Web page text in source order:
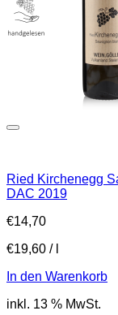
Ried Kirchenegg
DAC 2019
€14,70
€19,60 /
In den Warenkorb
inkl. 13 % MwSt.